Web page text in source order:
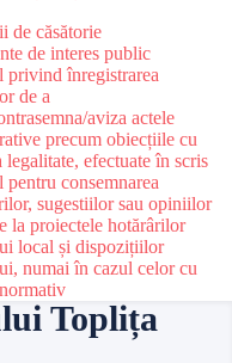
de căsătorie
de interes public
privind înregistrarea
de a
aviza actele
precum obiecțiile cu
efectuate în scris
pentru consemnarea
sugestiilor sau opiniilor
la proiectele hotărârilor
local și dispozițiilor
numai în cazul celor cu
Toplița